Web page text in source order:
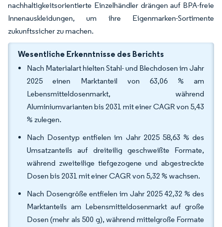
nachhaltigkeitsorientierte Einzelhändler drängen auf BPA-freie
Innenauskleidungen, um ihre Eigenmarken-Sortimente
zukunftssicher zu machen.
Wesentliche Erkenntnisse des Berichts
Nach Materialart hielten Stahl- und Blechdosen im Jahr
2025 einen Marktanteil von 63,06 % am
Lebensmitteldosenmarkt, während
Aluminiumvarianten bis 2031 mit einer CAGR von 5,43
% zulegen.
Nach Dosentyp entfielen im Jahr 2025 58,63 % des
Umsatzanteils auf dreiteilig geschweißte Formate,
während zweiteilige tiefgezogene und abgestreckte
Dosen bis 2031 mit einer CAGR von 5,32 % wachsen.
Nach Dosengröße entfielen im Jahr 2025 42,32 % des
Marktanteils am Lebensmitteldosenmarkt auf große
Dosen (mehr als 500 g), während mittelgroße Formate